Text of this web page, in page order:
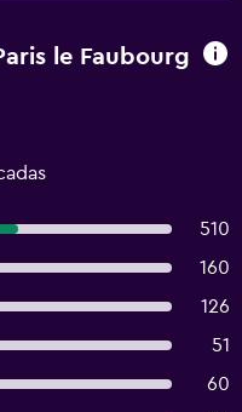
le Faubourg
510
160
126
51
60